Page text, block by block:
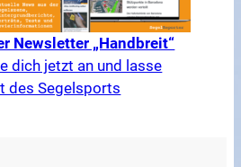
Newsletter „Handbreit“
dich jetzt an und lasse
des Segelsports